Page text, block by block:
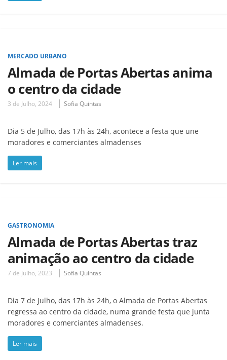
MERCADO URBANO
Almada de Portas Abertas anima
o centro da cidade
3 de Julho, 2024 Sofia Quintas
Dia 5 de Julho, das 17h às 24h, acontece a festa que une
moradores e comerciantes almadenses
Ler mais
GASTRONOMIA
Almada de Portas Abertas traz
animação ao centro da cidade
7 de Julho, 2023 Sofia Quintas
Dia 7 de Julho, das 17h às 24h, o Almada de Portas Abertas
regressa ao centro da cidade, numa grande festa que junta
moradores e comerciantes almadenses.
Ler mais